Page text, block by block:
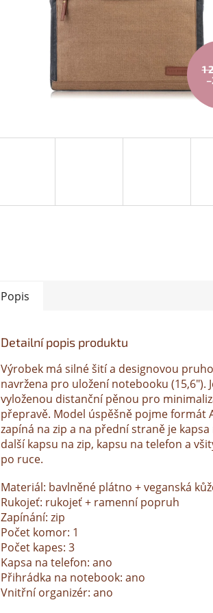
1
Popis
Detailní popis produktu
Výrobek má silné šití a designovou
navržena pro uložení notebooku (15,6").
vyloženou distanční pěnou pro
přepravě. Model úspěšně pojme formát
zapíná na zip a na přední straně je
další kapsu na zip, kapsu na telefon a
po ruce.
Materiál: bavlněné plátno + veganská
Rukojeť: rukojeť + ramenní popruh
Zapínání: zip
Počet komor: 1
Počet kapes: 3
Kapsa na telefon: ano
Přihrádka na notebook: ano
Vnitřní organizér: ano